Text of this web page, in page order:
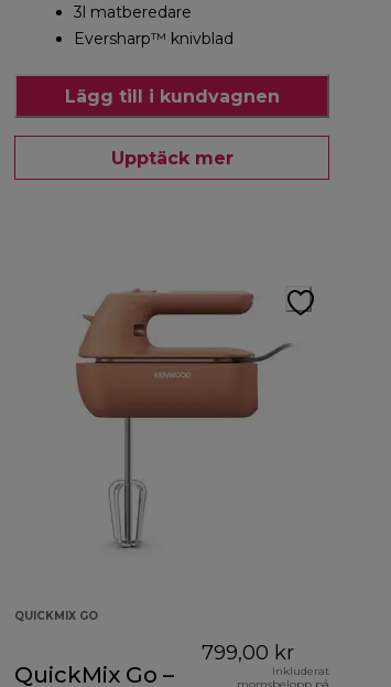
3l matberedare
Eversharp™ knivblad
Lägg till i kundvagnen
Upptäck mer
QUICKMIX GO
QuickMix Go –
799,00 kr
Inkluderat